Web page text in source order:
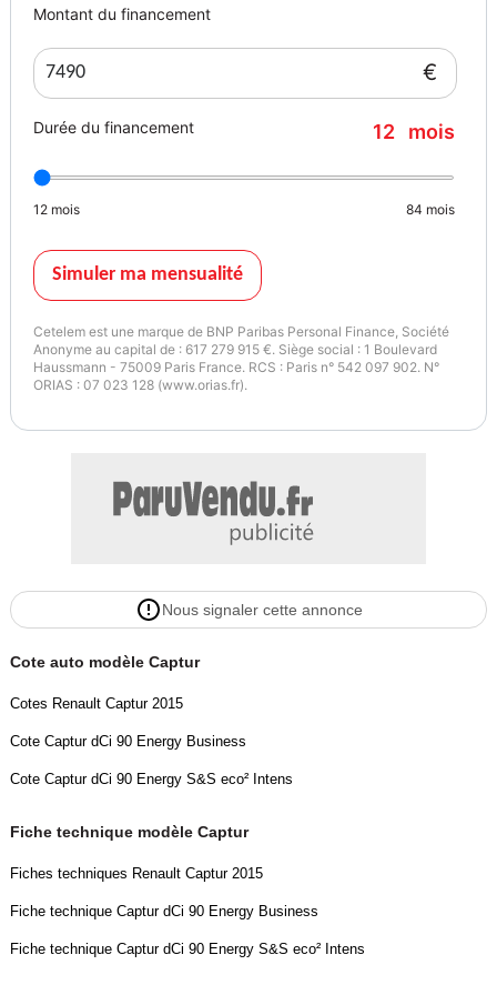
- Direction assistée asservie à la vitesse
- Ecran multifonction couleur
- Lampe de coffre
- Ouverture des vitres séquentielle
- Porte gobelets arrière
- Porte gobelets avant
- Sièges arrière coulissants
- Sièges rang 2 rabattables à plat
- Température extérieure
- Verrouillage auto. des portes en roulant
- Vitres arrière électriques
- Vitres teintées
- Volant réglable en profondeur et hauteur
- Abs
- Aide au freinage d'urgence
- Airbag passager déconnectable
- Airbags latéraux avant
- Antipatinage
- Ceintures avant ajustables en hauteur
- Esp
- Préparation isofix
- Troisième ceinture de sécurité
-
Montant du financement
€
Durée du financement 12 mois
12 mois 84 mois
Simuler ma mensualité
Cetelem est une marque de BNP Paribas Personal Finance, Société
Anonyme au capital de : 617 279 915 €. Siège social : 1 Boulevard
Haussmann - 75009 Paris France. RCS : Paris n° 542 097 902. N°
ORIAS : 07 023 128 (www.orias.fr).
Nous signaler cette annonce
Cote auto modèle Captur
Cotes Renault Captur 2015
Cote Captur dCi 90 Energy Business
Cote Captur dCi 90 Energy S&S eco² Intens
Fiche technique modèle Captur
Fiches techniques Renault Captur 2015
Fiche technique Captur dCi 90 Energy Business
Fiche technique Captur dCi 90 Energy S&S eco² Intens